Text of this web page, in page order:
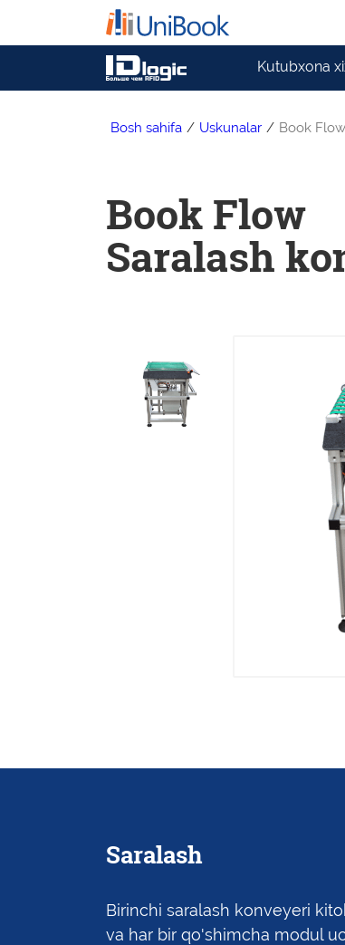
Kutubxona
Bosh sahifa / Uskunalar / Book Flow
Book Flow
Saralash
Saralash
Birinchi saralash konveyeri
va har bir qo'shimcha modul